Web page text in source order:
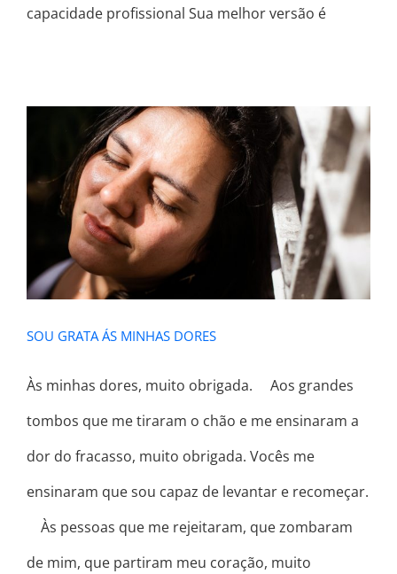
capacidade profissional Sua melhor versão é
SOU GRATA ÁS MINHAS DORES
SOU GRATA ÁS MINHAS DORES
Às minhas dores, muito obrigada. ⠀ Aos grandes
tombos que me tiraram o chão e me ensinaram a
dor do fracasso, muito obrigada. Vocês me
ensinaram que sou capaz de levantar e recomeçar.
⠀ Às pessoas que me rejeitaram, que zombaram
de mim, que partiram meu coração, muito